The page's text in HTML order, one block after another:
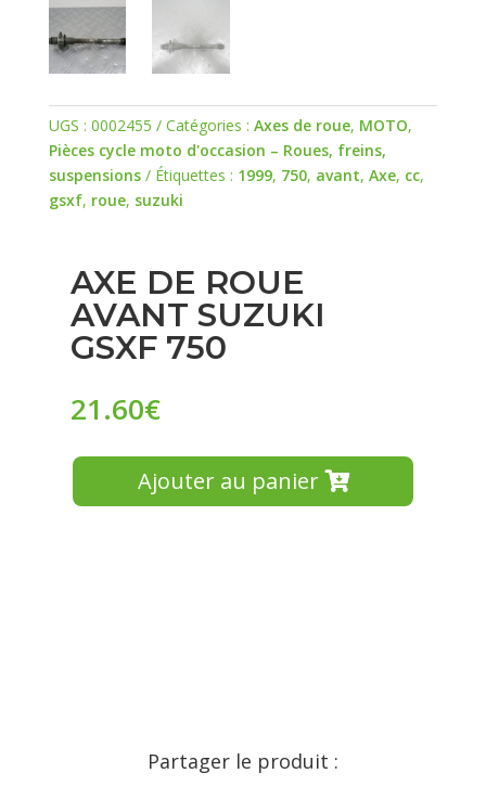
UGS : 0002455 Catégories : Axes de roue, MOTO,
Pièces cycle moto d'occasion – Roues, freins,
suspensions
Étiquettes : 1999, 750, avant, Axe, cc,
gsxf, roue, suzuki
AXE DE ROUE
AVANT SUZUKI
GSXF 750
21.60€
Ajouter au panier
Partager le produit :